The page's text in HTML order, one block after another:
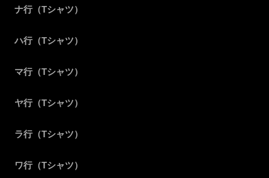
ナ行（Tシャツ）
ハ行（Tシャツ）
マ行（Tシャツ）
ヤ行（Tシャツ）
ラ行（Tシャツ）
ワ行（Tシャツ）